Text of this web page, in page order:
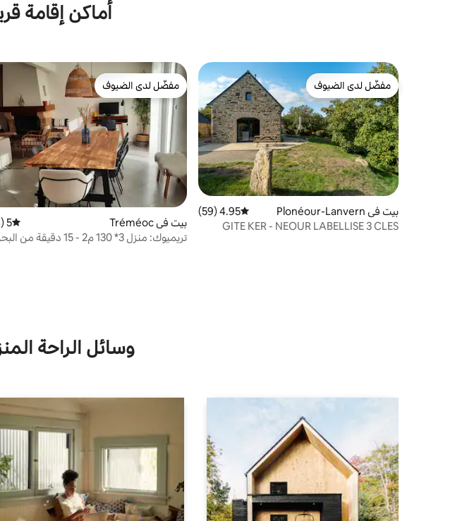
أماكن إقامة
مفضّل لدى الضيوف
مفضّل لدى الضيوف
بيت في Plonéour-Lanvern متوسط التقييم 4.95 من 5، 59 مراجعات
4.95 (59)
GITE KER - NEOUR LABELLISE 3 CLES
مفضّل لدى الضيوف
مفضّل لدى الضيوف
بيت في Tréméoc متوسط5 (18)
تريميوك: منزل 3* 130 م2 - 15 دقيقة من
وسائل الراحة